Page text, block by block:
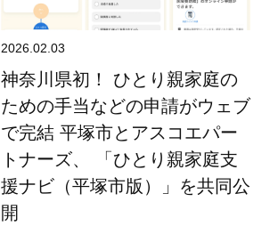
2026.02.03
神奈川県初！ ひとり親家庭の
ための手当などの申請がウェブ
で完結 平塚市とアスコエパー
トナーズ、 「ひとり親家庭支
援ナビ（平塚市版）」を共同公
開